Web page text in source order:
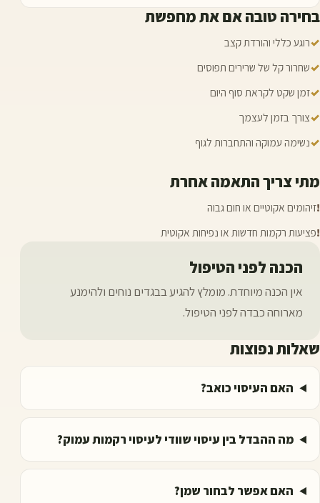
בחירה טובה אם את מחפשת
✓רוגע כללי והורדת קצב
✓שחרור קל של שרירים תפוסים
✓זמן שקט לקראת סוף היום
✓צורך בזמן לעצמך
✓נשימה עמוקה והתחברות לגוף
מתי צריך התאמה אחרת
!זיהומים אקוטיים או חום גבוה
!פציעות רקמות חדשות או נפיחות אקוטית
הכנה לפני הטיפול
אין הכנה מיוחדת. מומלץ להגיע בבגדים נוחים ולהימנע
מארוחה כבדה לפני הטיפול.
שאלות נפוצות
האם העיסוי כואב?
מה ההבדל בין עיסוי שוודי לעיסוי רקמות עמוק?
האם אפשר לבחור שמן?